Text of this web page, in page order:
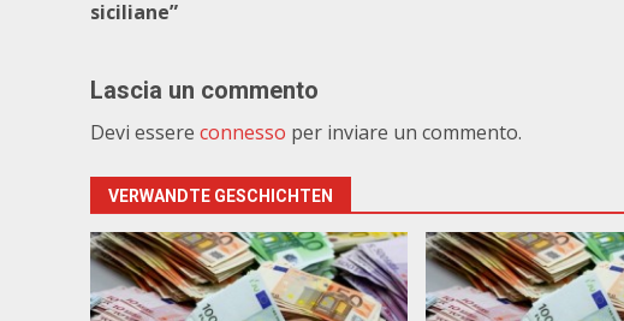
siciliane”
Lascia un commento
Devi essere connesso per inviare un commento.
VERWANDTE GESCHICHTEN